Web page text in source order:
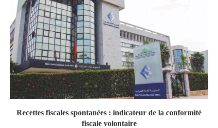
Recettes fiscales spontanées : indicateur de la conformité
fiscale volontaire